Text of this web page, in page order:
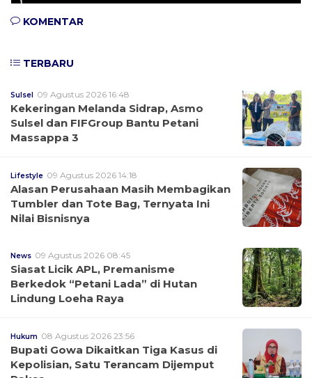
KOMENTAR
TERBARU
Sulsel 09 Agustus 2026 16:48
Kekeringan Melanda Sidrap, Asmo
Sulsel dan FIFGroup Bantu Petani
Massappa 3
Lifestyle 09 Agustus 2026 14:18
Alasan Perusahaan Masih Membagikan
Tumbler dan Tote Bag, Ternyata Ini
Nilai Bisnisnya
News 09 Agustus 2026 08:45
Siasat Licik APL, Premanisme
Berkedok “Petani Lada” di Hutan
Lindung Loeha Raya
Hukum 08 Agustus 2026 23:56
Bupati Gowa Dikaitkan Tiga Kasus di
Kepolisian, Satu Terancam Dijemput